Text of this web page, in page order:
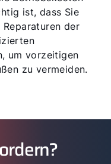
ist, dass Sie
der
um vorzeitigen
zu vermeiden.